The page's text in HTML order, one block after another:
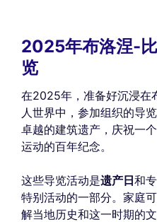
2025年布洛涅-
览
在2025年，准备好沉浸在
人世界中，参加组织的导
卓越的建筑遗产，庆祝一
运动的百年纪念。
这些导览活动是遗产日和
特别活动的一部分。家庭
解当地历史和这一时期的文